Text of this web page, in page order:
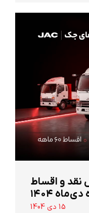
و اقساط
۱۴۰۴
15 دی 1404